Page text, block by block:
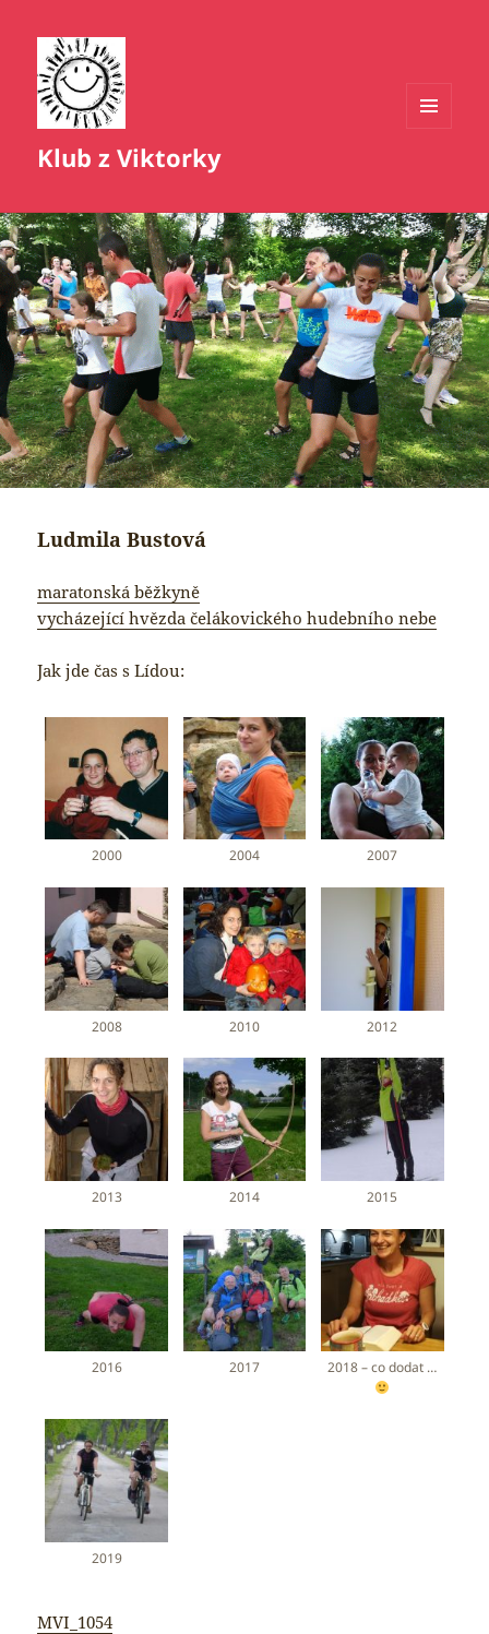
Klub z Viktorky
Ludmila Bustová
maratonská běžkyně
vycházející hvězda čelákovického hudebního nebe
Jak jde čas s Lídou:
2000 2004 2007
2008 2010 2012
2013 2014 2015
2016 2017 2018 – co dodat …
2019
MVI_1054